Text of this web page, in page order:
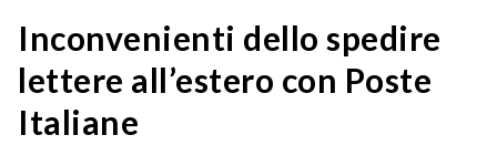
Inconvenienti dello spedire
lettere all’estero con Poste
Italiane